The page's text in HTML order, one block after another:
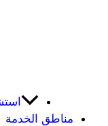
مناطق الخدمة